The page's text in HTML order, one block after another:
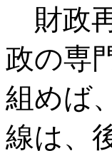
財政
政の専
組めば
線は、